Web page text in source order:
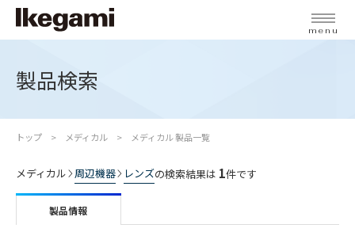
menu
製品検索
トップ メディカル メディカル 製品一覧
メディカル 周辺機器 レンズの検索結果は 1件です
製品情報